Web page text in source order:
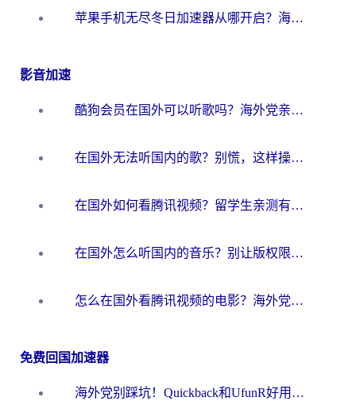
苹果手机无尽冬日加速器从哪开启？海外玩家的冬日生存指南
影音加速
酷狗会员在国外可以听歌吗？海外党亲测有效：3步解决音乐权限难题
在国外无法听国内的歌？别慌，这样操作就能畅听QQ音乐（附亲测加速器推荐）
在国外如何看腾讯视频？留学生亲测有效的回国加速方案
在国外怎么听国内的音乐？别让版权限制断了你的华语歌单
怎么在国外看腾讯视频的电影？海外党亲测有效的回国加速指南
免费回国加速器
海外党别踩坑！Quickback和UfunR好用吗？选对回国加速器才能无缝刷国内资源